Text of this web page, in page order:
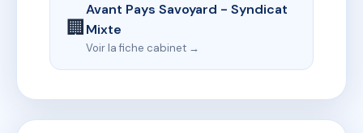
🏢
Avant Pays Savoyard - Syndicat
Mixte
Voir la fiche cabinet →